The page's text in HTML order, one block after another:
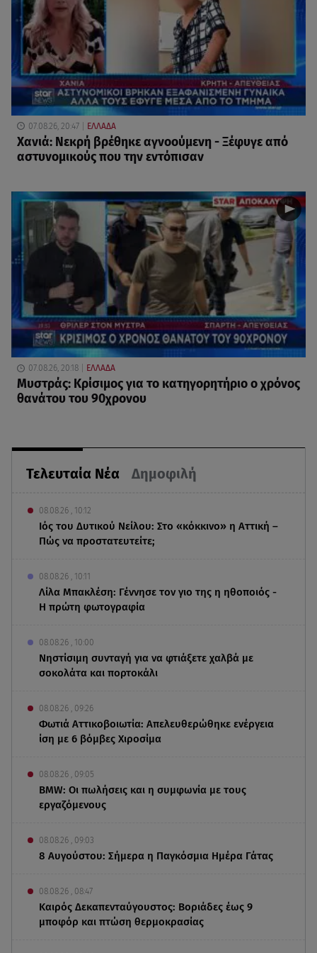
Τελευταία Νέα Δημοφιλή
08.08.26 , 10:12
Ιός του Δυτικού Νείλου: Στο «κόκκινο» η Αττική –
Πώς να προστατευτείτε;
08.08.26 , 10:11
Λίλα Μπακλέση: Γέννησε τον γιο της η ηθοποιός -
Η πρώτη φωτογραφία
08.08.26 , 10:00
Νηστίσιμη συνταγή για να φτιάξετε χαλβά με
σοκολάτα και πορτοκάλι
08.08.26 , 09:26
Φωτιά Αττικοβοιωτία: Απελευθερώθηκε ενέργεια
ίση με 6 βόμβες Χιροσίμα
08.08.26 , 09:05
BMW: Οι πωλήσεις και η συμφωνία με τους
εργαζόμενους
08.08.26 , 09:03
8 Αυγούστου: Σήμερα η Παγκόσμια Ημέρα Γάτας
08.08.26 , 08:47
Καιρός Δεκαπενταύγουστος: Βοριάδες έως 9
μποφόρ και πτώση θερμοκρασίας
07.08.26, 20:47 ΕΛΛΑΔΑ
Χανιά: Νεκρή βρέθηκε αγνοούμενη - Ξέφυγε από
αστυνομικούς που την εντόπισαν
07.08.26, 20:18 ΕΛΛΑΔΑ
Μυστράς: Κρίσιμος για το κατηγορητήριο ο χρόνος
θανάτου του 90χρονου